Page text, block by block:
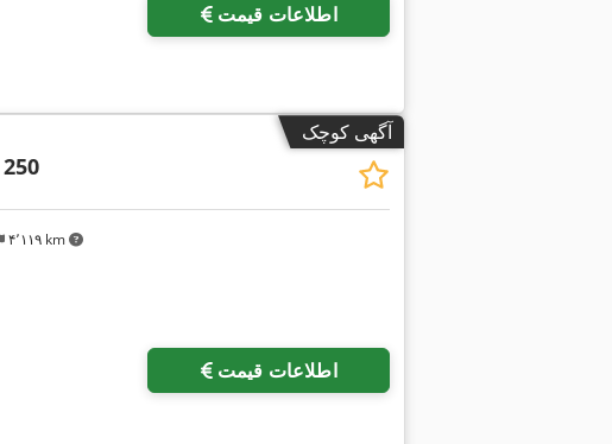
اطلاعات قیمت
آگهی کوچک
۴٬۱۱۹ km
250
اطلاعات قیمت